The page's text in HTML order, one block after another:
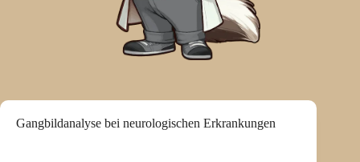
Gangbildanalyse bei neurologischen Erkrankungen